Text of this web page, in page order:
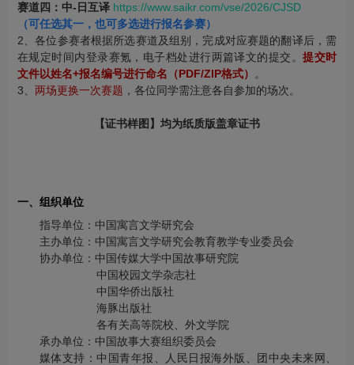
赛道四：中-日互译 https://www.saikr.com/vse/2026/CJSD
（可任选其一，也可多选进行报名参赛）
2、各位参赛者根据所选赛道及组别，完成对应赛题的翻译后，需
在规定时间内登录赛氪，电子档处进行两篇译文的提交。提交时
文件以姓名+报名编号进行命名（PDF/ZIP格式）
。
3、 两场更换一次赛题 ，各位同学需注意各自参加的场次。
【证书样图】均为纸质版盖章证书
一、组织单位
指导单位：中国寓言文学研究会
主办单位：中国寓言文学研究会教育教学专业委员会
协办单位：中国传媒大学中国故事研究院
中国校园文学杂志社
中国华侨出版社
海豚出版社
各有关高等院校、外文学院
承办单位：中国故事大赛组织委员会
媒体支持：中国青年报、人民日报海外版、团中央未来网、